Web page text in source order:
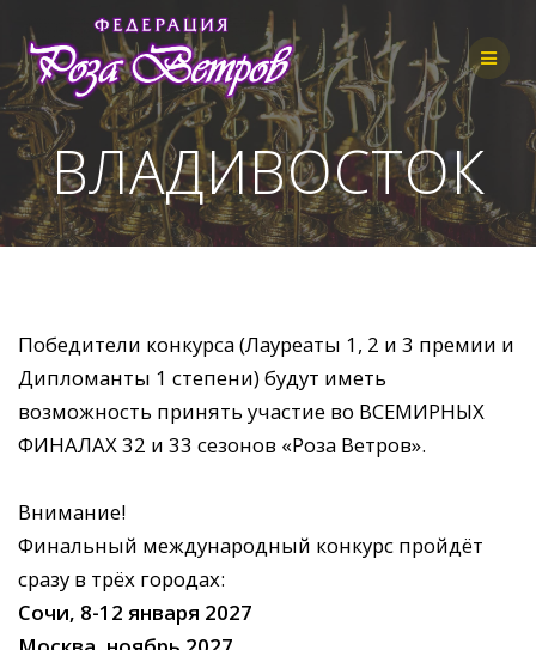
Skip
to
content
ВЛАДИВОСТОК
Победители конкурса (Лауреаты 1, 2 и 3 премии и
Дипломанты 1 степени) будут иметь
возможность принять участие во ВСЕМИРНЫХ
ФИНАЛАХ 32 и 33 сезонов «Роза Ветров».
Внимание!
Финальный международный конкурс пройдёт
сразу в трёх городах:
Сочи, 8-12 января 2027